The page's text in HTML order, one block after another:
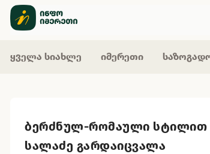
ყველა სიახლე იმერეთი
ბერძნულ-რომაული სტილით
სალაძე გარდაიცვალა